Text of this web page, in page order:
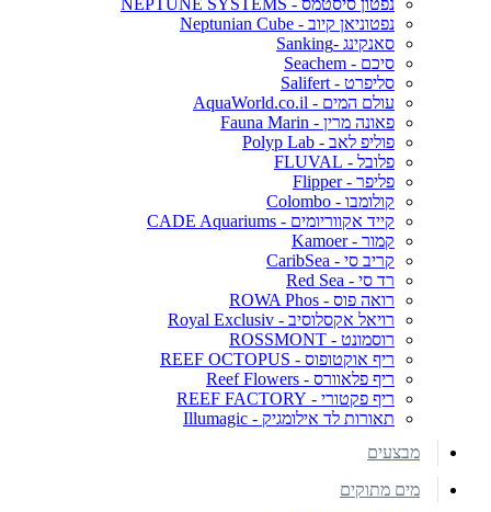
נפטוניאן קיוב - Neptunian Cube
סאנקינג -Sanking
סיכם - Seachem
סליפרט - Salifert
עולם המים - AquaWorld.co.il
פאונה מרין - Fauna Marin
פוליפ לאב - Polyp Lab
פלובל - FLUVAL
פליפר - Flipper
קולומבו - Colombo
קייד אקווריומים - CADE Aquariums
קמור - Kamoer
קריב סי - CaribSea
רד סי - Red Sea
רואה פוס - ROWA Phos
רויאל אקסלוסיב - Royal Exclusiv
רוסמונט - ROSSMONT
ריף אוקטופוס - REEF OCTOPUS
ריף פלאוורס - Reef Flowers
ריף פקטורי - REEF FACTORY
תאורות לד אילומגיק - Illumagic
מבצעים
מים מתוקים